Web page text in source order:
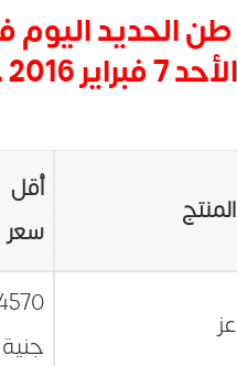
الحديد اليوم
المنتج
أقل
سعر
عز
جنية